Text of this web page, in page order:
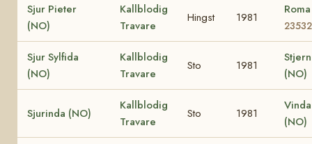
Sjur Pieter
(NO)
Kallblodig
Travare
Hingst 1981
23532
Sjur Sylfida
(NO)
Kallblodig
Travare
Sto 1981
(NO)
Sjurinda (NO)
Kallblodig
Travare
Sto 1981
(NO)